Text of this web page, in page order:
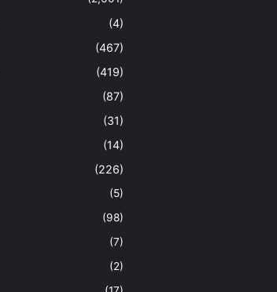
(4)
(467)
(419)
(87)
(31)
(14)
(226)
(5)
(98)
(7)
(2)